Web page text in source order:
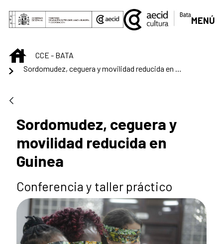
Saltar al contenido principal
MENÚ
INICIOCCE - BATA
Sordomudez, ceguera y movilidad reducida en Guinea
Sordomudez, ceguera y
movilidad reducida en
Guinea
Conferencia y taller práctico